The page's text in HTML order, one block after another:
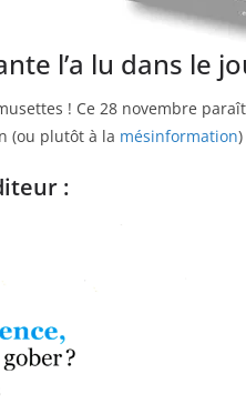
l’a lu dans le
! Ce 28 novembre
(ou plutôt à la mésinformation
: